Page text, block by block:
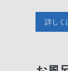
詳しく